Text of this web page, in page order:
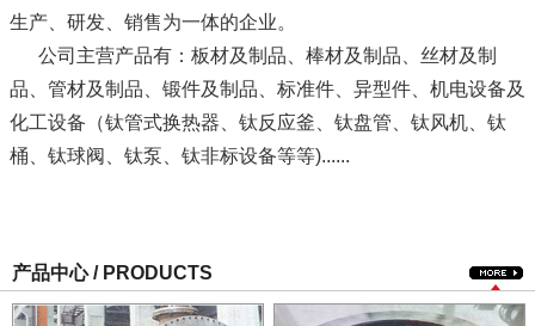
生产、研发、销售为一体的企业。
公司主营产品有：板材及制品、棒材及制品、丝材及制
品、管材及制品、锻件及制品、标准件、异型件、机电设备及
化工设备（钛管式换热器、钛反应釜、钛盘管、钛风机、钛
桶、钛球阀、钛泵、钛非标设备等等)......
产品中心 / PRODUCTS